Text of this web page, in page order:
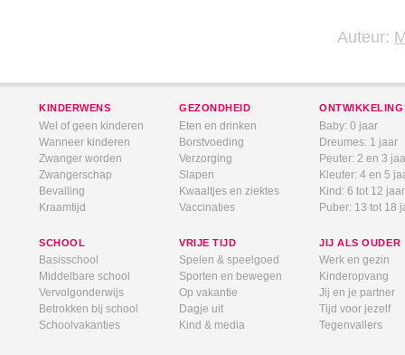
Auteur:
KINDERWENS
Wel of geen kinderen
Wanneer kinderen
Zwanger worden
Zwangerschap
Bevalling
Kraamtijd
GEZONDHEID
Eten en drinken
Borstvoeding
Verzorging
Slapen
Kwaaltjes en ziektes
Vaccinaties
ONTWIKKELING
Baby: 0 jaar
Dreumes: 1 jaar
Peuter: 2 en 3
Kleuter: 4 en 5
Kind: 6 tot 12 jaar
Puber: 13 tot 18
SCHOOL
Basisschool
Middelbare school
Vervolgonderwijs
Betrokken bij school
Schoolvakanties
VRIJE TIJD
Spelen & speelgoed
Sporten en bewegen
Op vakantie
Dagje uit
Kind & media
JIJ ALS OUDER
Werk en gezin
Kinderopvang
Jij en je partner
Tijd voor jezelf
Tegenvallers